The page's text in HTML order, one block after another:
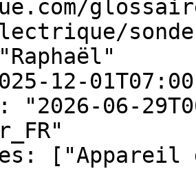
12-
"2026-06-
["Appareil